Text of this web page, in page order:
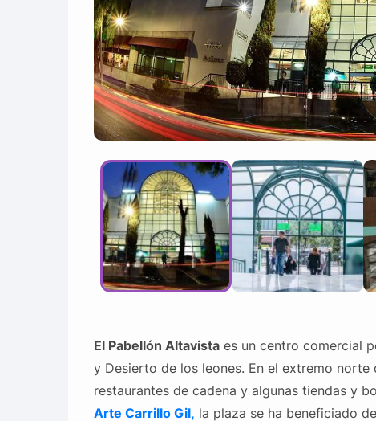
El Pabellón Altavistaes un centro comercial
y Desierto de los leones. En el extremo norte
restaurantes de cadena y algunas tiendas y
Arte Carrillo Gil, la plaza se ha beneficiado